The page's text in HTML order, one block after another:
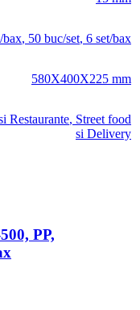
bax, 50 buc/set, 6 set/bax
580X400X225 mm
Restaurante, Street food
si Delivery
PP,